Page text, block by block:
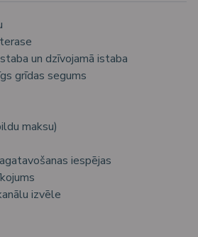
un dzīvojamā istaba
grīdas segums
maksu)
iespējas
izvēle